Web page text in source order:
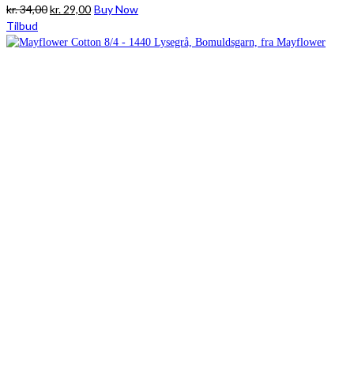
kr.34,00Den
pris
kr. 29,00Den
pris
Buy Now
Tilbud